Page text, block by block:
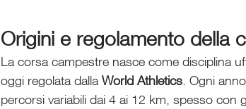
Origini e regolamento della
La corsa campestre nasce come disciplina
oggi regolata dalla World Athletics . Ogni
percorsi variabili dai 4 ai 12 km, spesso con